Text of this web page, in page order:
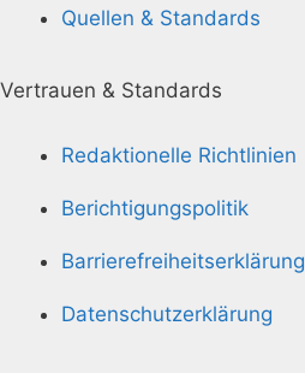
Quellen & Standards
Vertrauen & Standards
Redaktionelle Richtlinien
Berichtigungspolitik
Barrierefreiheitserklärung
Datenschutzerklärung